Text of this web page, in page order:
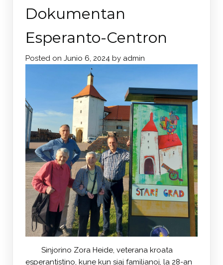
Dokumentan
Esperanto-Centron
Posted on Junio 6, 2024 by admin
Sinjorino Zora Heide, veterana kroata
esperantistino, kune kun siaj familianoj, la 28-an